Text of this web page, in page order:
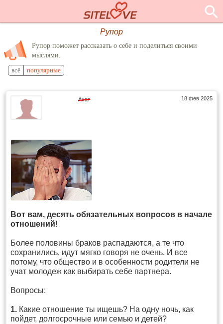
Рупор
Рупор поможет рассказать о себе и поделиться своими
мыслями.
всё популярные
18 фев 2025
Ахат
Вот вам, десять обязательных вопросов в начале
отношений!
Более половины браков распадаются, а те что
сохранились, идут мягко говоря не очень. И все
потому, что общество и в особенности родители не
учат молодеж как выбирать себе партнера.
Вопросы:
1.Какие отношение ты ищешь? На одну ночь, как
пойдет, долгосрочные или семью и детей?